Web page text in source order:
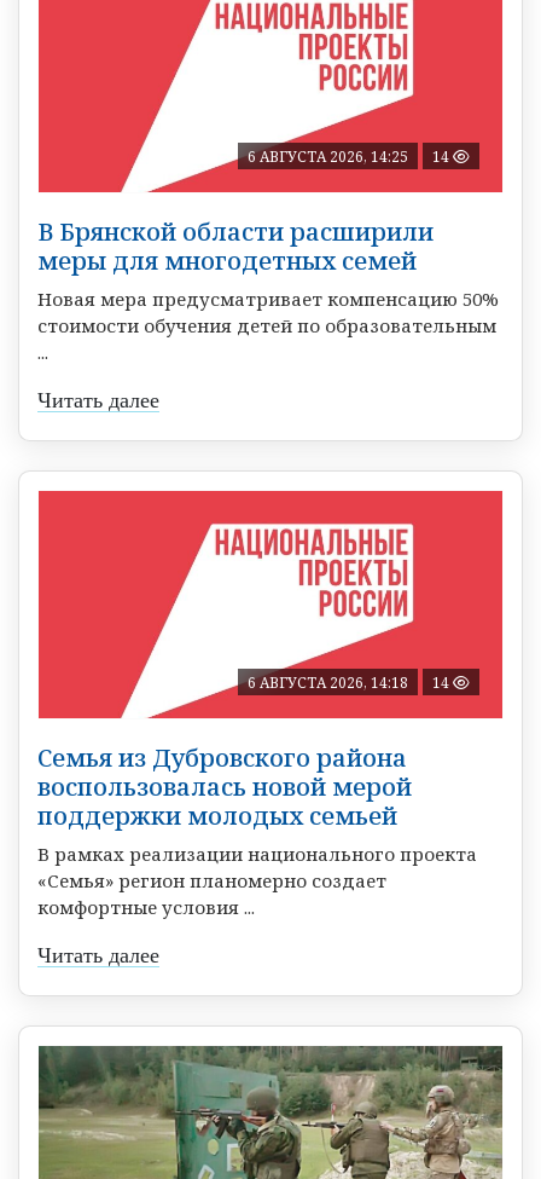
6 АВГУСТА 2026, 14:25 14
В Брянской области расширили
меры для многодетных семей
Новая мера предусматривает компенсацию 50%
стоимости обучения детей по образовательным
...
Читать далее
6 АВГУСТА 2026, 14:18 14
Семья из Дубровского района
воспользовалась новой мерой
поддержки молодых семьей
В рамках реализации национального проекта
«Семья» регион планомерно создает
комфортные условия ...
Читать далее